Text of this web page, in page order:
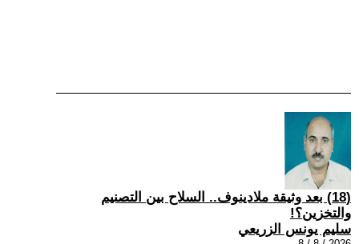
(18) بعد وثيقة ملادينوف.. السلاح بين التصنيم
والتخزين؟!
سليم يونس الزريعي